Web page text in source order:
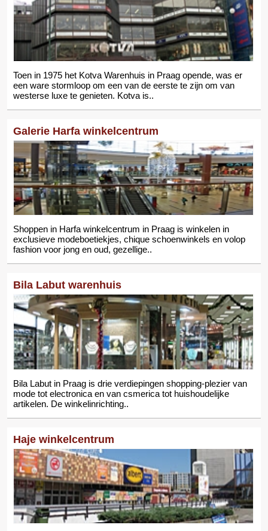
Toen in 1975 het Kotva Warenhuis in Praag opende, was er
een ware stormloop om een van de eerste te zijn om van
westerse luxe te genieten. Kotva is..
Galerie Harfa winkelcentrum
Shoppen in Harfa winkelcentrum in Praag is winkelen in
exclusieve modeboetiekjes, chique schoenwinkels en volop
fashion voor jong en oud, gezellige..
Bila Labut warenhuis
Bila Labut in Praag is drie verdiepingen shopping-plezier van
mode tot electronica en van csmerica tot huishoudelijke
artikelen. De winkelinrichting..
Haje winkelcentrum